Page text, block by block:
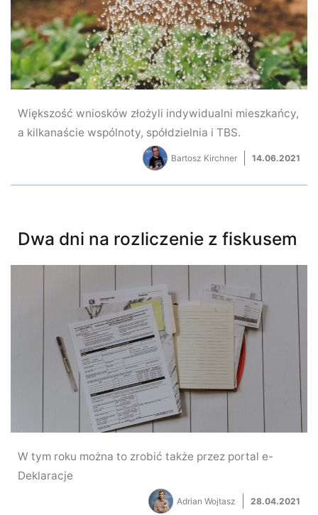
Większość wniosków złożyli indywidualni mieszkańcy,
a kilkanaście wspólnoty, spółdzielnia i TBS.
Bartosz Kirchner 14.06.2021
Dwa dni na rozliczenie z fiskusem
W tym roku można to zrobić także przez portal e-
Deklaracje
Adrian Wojtasz 28.04.2021